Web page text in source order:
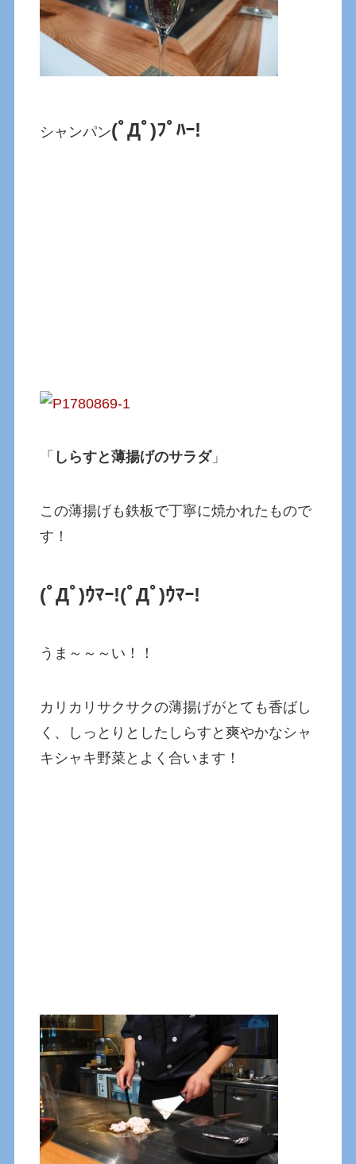
シャンパン(ﾟДﾟ)ﾌﾟﾊｰ!
「 しらすと薄揚げのサラダ」
この薄揚げも鉄板で丁寧に焼かれたもので
す！
(ﾟДﾟ)ｳﾏｰ!(ﾟДﾟ)ｳﾏｰ!
うま～～～い！！
カリカリサクサクの薄揚げがとても香ばし
く、しっとりとしたしらすと爽やかなシャ
キシャキ野菜とよく合います！